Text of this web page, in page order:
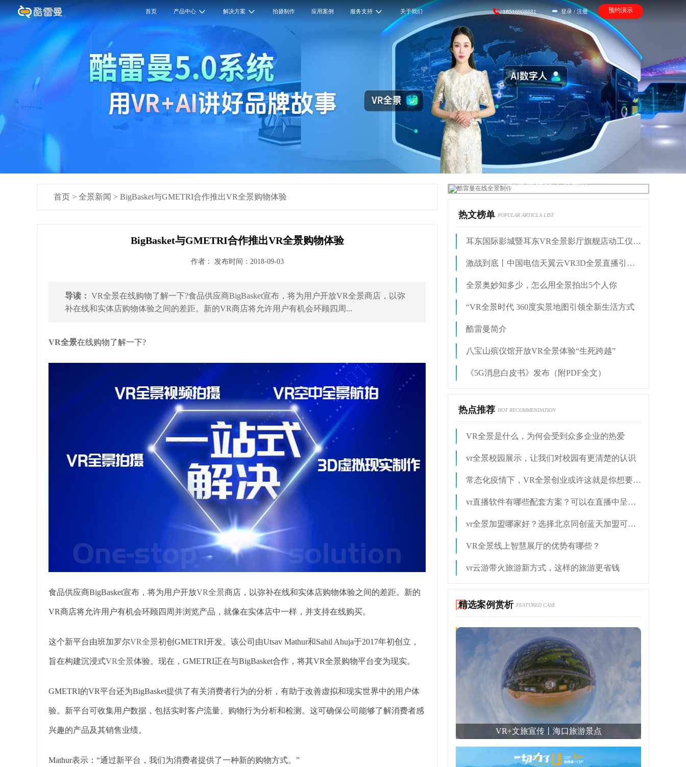
首页 产品中心 解决方案 拍摄制作 应用案例 服务支持 关于我们 18516908881 登录 / 注册 预约演示
首页 > 全景新闻 > BigBasket与GMETRI合作推出VR全景购物体验
BigBasket与GMETRI合作推出VR全景购物体验
作者： 发布时间：2018-09-03
导读： VR全景在线购物了解一下?食品供应商BigBasket宣布，将为用户开放VR全景商店，以弥
补在线和实体店购物体验之间的差距。新的VR商店将允许用户有机会环顾四周...
VR全景在线购物了解一下?
食品供应商BigBasket宣布，将为用户开放VR全景商店，以弥补在线和实体店购物体验之间的差距。新的
VR商店将允许用户有机会环顾四周并浏览产品，就像在实体店中一样，并支持在线购买。
这个新平台由班加罗尔VR全景初创GMETRI开发。该公司由Utsav Mathur和Sahil Ahuja于2017年初创立，
旨在构建沉浸式VR全景体验。现在，GMETRI正在与BigBasket合作，将其VR全景购物平台变为现实。
GMETRI的VR平台还为BigBasket提供了有关消费者行为的分析，有助于改善虚拟和现实世界中的用户体
验。新平台可收集用户数据，包括实时客户流量、购物行为分析和检测。这可确保公司能够了解消费者感
兴趣的产品及其销售业绩。
Mathur表示：“通过新平台，我们为消费者提供了一种新的购物方式。”
酷雷曼在线全景制作
热文榜单 POPULAR ARTICLA LIST
耳东国际影城暨耳东VR全景影厅旗舰店动工仪式盛大举行
激战到底丨中国电信天翼云VR3D全景直播引燃拳击热火
全景奥妙知多少，怎么用全景拍出5个人你
“VR全景时代 360度实景地图引领全新生活方式
酷雷曼简介
八宝山殡仪馆开放VR全景体验“生死跨越”
《5G消息白皮书》发布（附PDF全文）
热点推荐 HOT RECOMMENDATION
VR全景是什么，为何会受到众多企业的热爱
vr全景校园展示，让我们对校园有更清楚的认识
常态化疫情下，VR全景创业或许这就是你想要找的项目
vr直播软件有哪些配套方案？可以在直播中呈现哪些区别
vr全景加盟哪家好？选择北京同创蓝天加盟可以吗？
VR全景线上智慧展厅的优势有哪些？
vr云游带火旅游新方式，这样的旅游更省钱
精选案例赏析 FEATURED CASE
VR+文旅宣传丨海口旅游景点